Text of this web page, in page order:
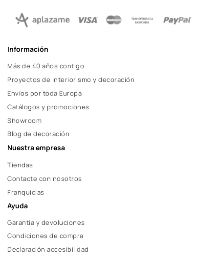
Información
Más de 40 años contigo
Proyectos de interiorismo y decoración
Envíos por toda Europa
Catálogos y promociones
Showroom
Blog de decoración
Nuestra empresa
Tiendas
Contacte con nosotros
Franquicias
Ayuda
Garantía y devoluciones
Condiciones de compra
Declaración accesibilidad